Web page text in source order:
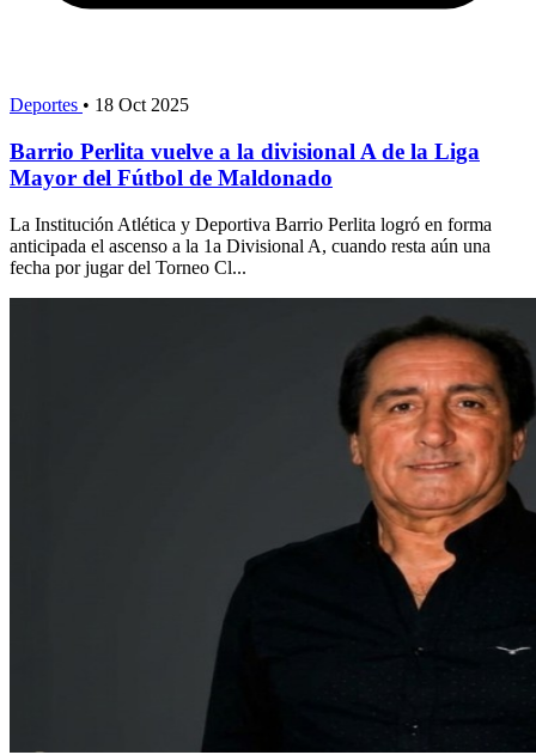
Deportes • 18 Oct 2025
Barrio Perlita vuelve a la divisional A de la Liga
Mayor del Fútbol de Maldonado
La Institución Atlética y Deportiva Barrio Perlita logró en forma
anticipada el ascenso a la 1a Divisional A, cuando resta aún una
fecha por jugar del Torneo Cl...